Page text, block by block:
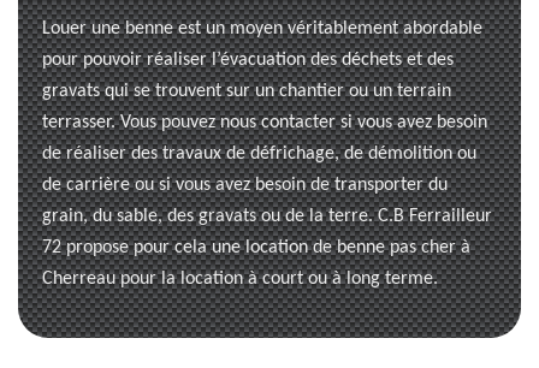
Louer une benne est un moyen véritablement abordable
pour pouvoir réaliser l’évacuation des déchets et des
gravats qui se trouvent sur un chantier ou un terrain
terrasser. Vous pouvez nous contacter si vous avez besoin
de réaliser des travaux de défrichage, de démolition ou
de carrière ou si vous avez besoin de transporter du
grain, du sable, des gravats ou de la terre. C.B Ferrailleur
72 propose pour cela une location de benne pas cher à
Cherreau pour la location à court ou à long terme.